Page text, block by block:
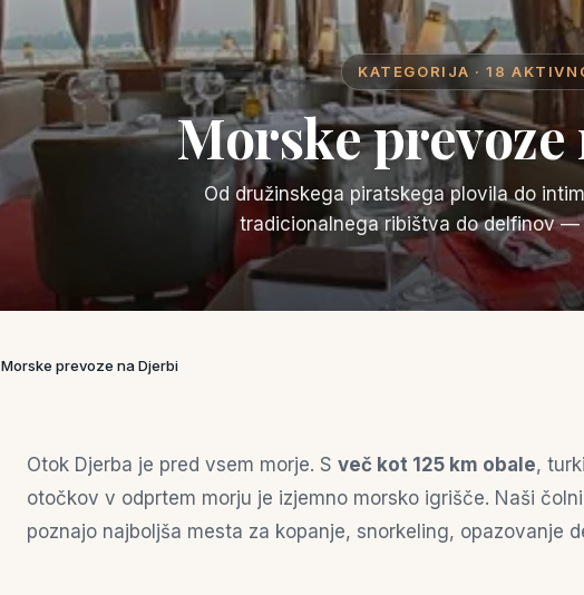
KATEGORIJA · 18
Morske
Od družinskega piratskega plovila do
tradicionalnega ribištva do delfinov —
Morske prevoze na Djerbi
Otok Djerba je pred vsem morje. S več kot 125 km obale,
otočkov v odprtem morju je izjemno morsko igrišče. Naši
poznajo najboljša mesta za kopanje, snorkeling, opazovanje